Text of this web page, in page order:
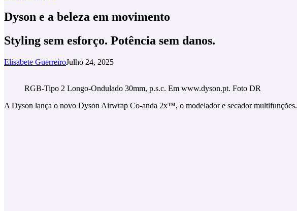
Dyson e a beleza em movimento
Styling sem esforço. Potência sem danos.
Elisabete GuerreiroJulho 24, 2025
RGB-Tipo 2 Longo-Ondulado 30mm, p.s.c. Em www.dyson.pt. Foto DR
A Dyson lança o novo Dyson Airwrap Co-anda 2x™, o modelador e secador multifunções.